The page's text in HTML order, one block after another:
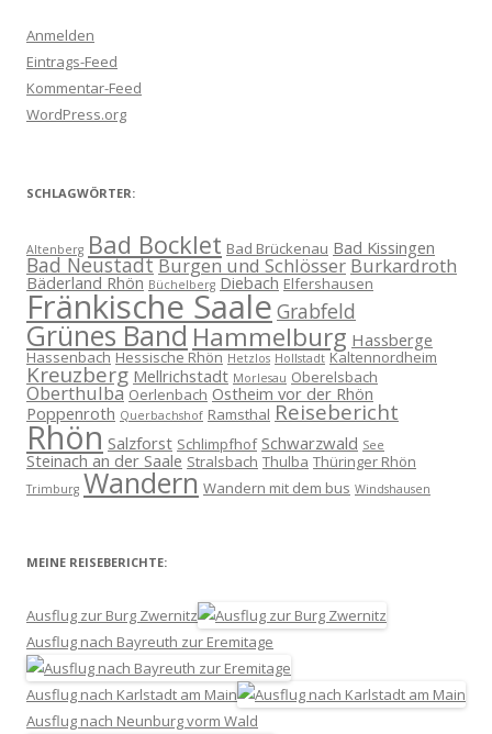
Anmelden
Eintrags-Feed
Kommentar-Feed
WordPress.org
SCHLAGWÖRTER:
Altenberg Bad Bocklet Bad Brückenau Bad Kissingen
Bad NeustadtBurgen und Schlösser Burkardroth
Bäderland Rhön Büchelberg Diebach Elfershausen
Fränkische Saale Grabfeld
Grünes BandHammelburg Hassberge
Hassenbach Hessische Rhön Hetzlos Hollstadt Kaltennordheim
Kreuzberg Mellrichstadt Morlesau Oberelsbach
Oberthulba Oerlenbach Ostheim vor der Rhön
Poppenroth Querbachshof Ramsthal Reisebericht
Rhön Salzforst Schlimpfhof Schwarzwald See
Steinach an der Saale Stralsbach Thulba Thüringer Rhön
Trimburg Wandern Wandern mit dem bus Windshausen
MEINE REISEBERICHTE:
Ausflug zur Burg Zwernitz
Ausflug nach Bayreuth zur Eremitage
Ausflug nach Karlstadt am Main
Ausflug nach Neunburg vorm Wald